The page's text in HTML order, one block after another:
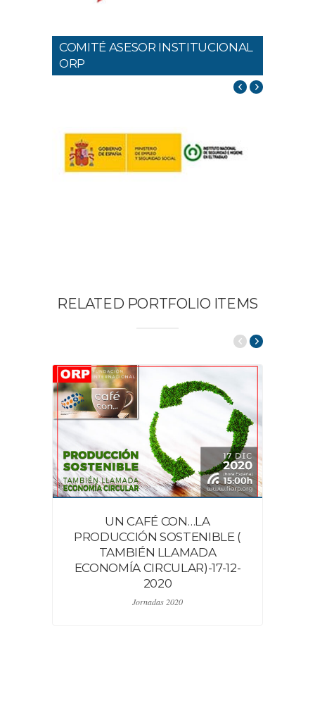
COMITÉ ASESOR INSTITUCIONAL
ORP
RELATED PORTFOLIO ITEMS
UN CAFÉ CON…LA
PRODUCCIÓN SOSTENIBLE (
TAMBIÉN LLAMADA
ECONOMÍA CIRCULAR)-17-12-
2020
Jornadas 2020